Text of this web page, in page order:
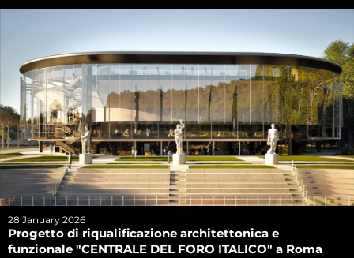
28 January 2026
Progetto di riqualificazione architettonica e
funzionale "CENTRALE DEL FORO ITALICO" a Roma